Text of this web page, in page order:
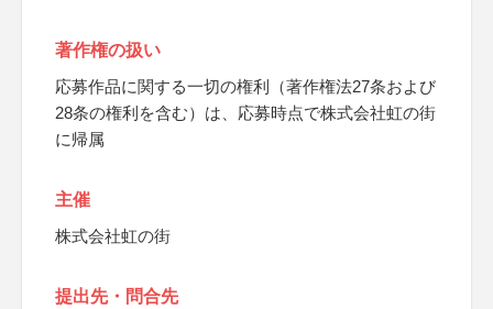
著作権の扱い
応募作品に関する一切の権利（著作権法27条および
28条の権利を含む）は、応募時点で株式会社虹の街
に帰属
主催
株式会社虹の街
提出先・問合先